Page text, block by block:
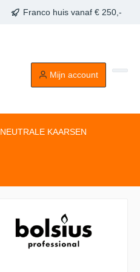
Franco huis vanaf € 250,-
Mijn account
NEUTRALE KAARSEN